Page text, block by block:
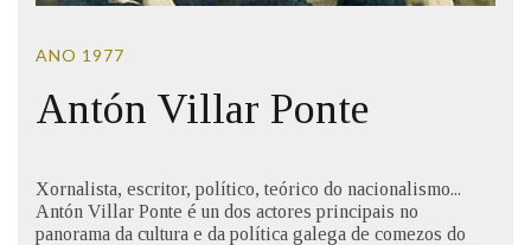
PORTAL DAS PALABRAS
ANO 1977
Antón Villar Ponte
Xornalista, escritor, político, teórico do nacionalismo...
Antón Villar Ponte é un dos actores principais no
panorama da cultura e da política galega de comezos do